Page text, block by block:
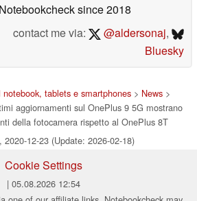
Notebookchecksince 2018
contact me via:
@aldersonaj,
Bluesky
notebook, tablets e smartphones > News >
aggiornamenti sul OnePlus 9 5G mostrano
della fotocamera rispetto al OnePlus 8T
2020-12-23 (Update: 2026-02-18)
Cookie Settings
| 05.08.2026 12:54